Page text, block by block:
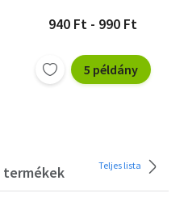
940 Ft - 990 Ft
5 példány
Teljes lista